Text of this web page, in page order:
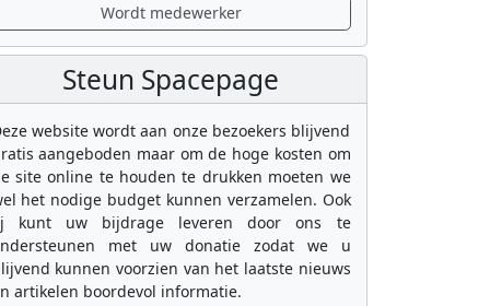
Wordt medewerker
Steun Spacepage
website wordt aan onze bezoekers blijvend
aangeboden maar om de hoge kosten om
site online te houden te drukken moeten we
het nodige budget kunnen verzamelen. Ook
kunt uw bijdrage leveren door ons te
met uw donatie zodat we u
kunnen voorzien van het laatste nieuws
artikelen boordevol informatie.